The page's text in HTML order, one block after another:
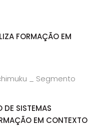
FORMAÇÃO EM
DE SISTEMAS
EM CONTEXTO